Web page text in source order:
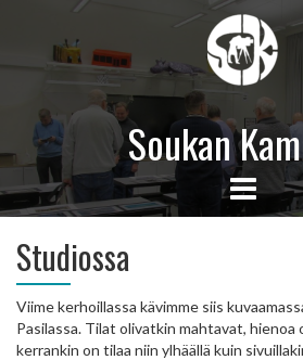
Soukan
Studiossa
Viime kerhoillassa kävimme siis
Pasilassa. Tilat olivatkin mahtavat, hienoa
kerrankin on tilaa niin ylhäällä kuin